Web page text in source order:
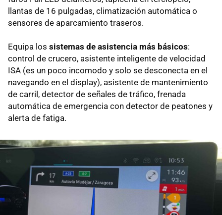
llantas de 16 pulgadas, climatización automática o
sensores de aparcamiento traseros.
Equipa los sistemas de asistencia más básicos:
control de crucero, asistente inteligente de velocidad
ISA (es un poco incomodo y solo se desconecta en el
navegando en el display), asistente de mantenimiento
de carril, detector de señales de tráfico, frenada
automática de emergencia con detector de peatones y
alerta de fatiga.